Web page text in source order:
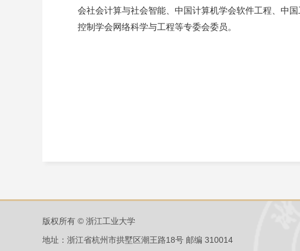
会社会计算与社会智能、中国计算机学会软件工程、中
控制学会网络科学与工程等专委会委员。
版权所有 © 浙江工业大学
地址：浙江省杭州市拱墅区潮王路18号 邮编 310014